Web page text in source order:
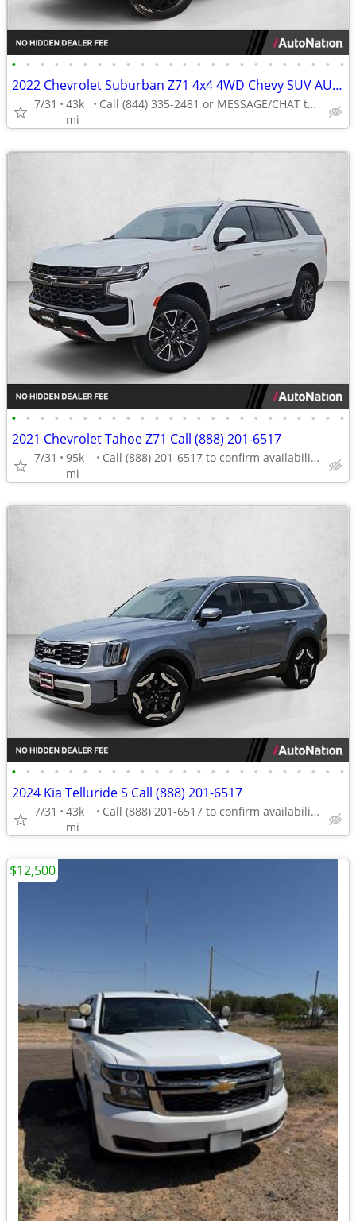
• • • • • • • • • • • • • • • • • • • • • • • •
2022 Chevrolet Suburban Z71 4x4 4WD Chevy SUV AUTONATION
7/31
43k
mi
Call (844) 335-2481 or MESSAGE/CHAT to confirm availability
• • • • • • • • • • • • • • • • • • • • • • • •
2021 Chevrolet Tahoe Z71 Call (888) 201-6517
7/31
95k
mi
Call (888) 201-6517 to confirm availability - May 14th
• • • • • • • • • • • • • • • • • • • • • • • •
2024 Kia Telluride S Call (888) 201-6517
7/31
43k
mi
Call (888) 201-6517 to confirm availability - May 14th
$12,500